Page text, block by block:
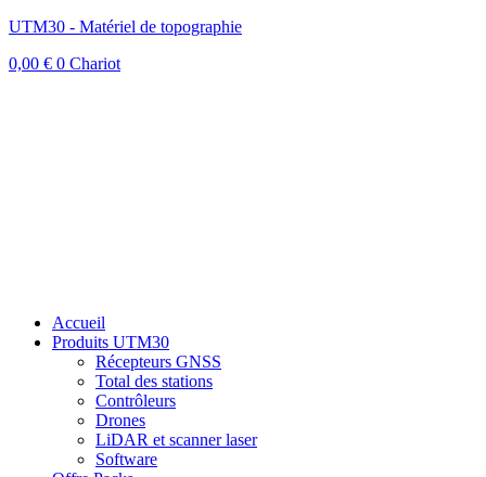
UTM30 - Matériel de topographie
0,00 € 0 Chariot
Accueil
Produits UTM30
Récepteurs GNSS
Total des stations
Contrôleurs
Drones
LiDAR et scanner laser
Software